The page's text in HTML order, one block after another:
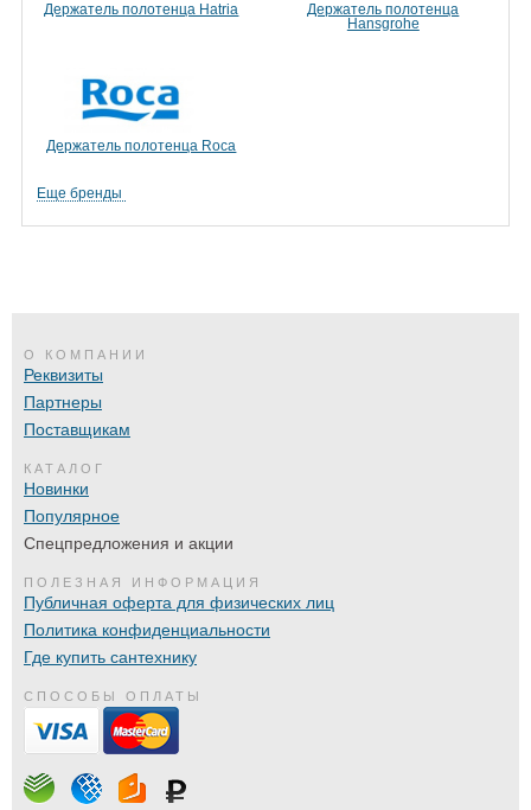
Держатель полотенца Hatria
Держатель полотенца
Hansgrohe
Держатель полотенца Roca
Еще бренды
О КОМПАНИИ
Реквизиты
Партнеры
Поставщикам
КАТАЛОГ
Новинки
Популярное
Спецпредложения и акции
ПОЛЕЗНАЯ ИНФОРМАЦИЯ
Публичная оферта для физических лиц
Политика конфиденциальности
Где купить сантехнику
СПОСОБЫ ОПЛАТЫ